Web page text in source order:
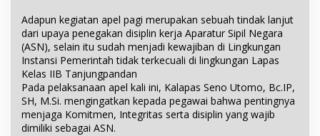
Adapun kegiatan apel pagi merupakan sebuah tindak lanjut
dari upaya penegakan disiplin kerja Aparatur Sipil Negara
(ASN), selain itu sudah menjadi kewajiban di Lingkungan
Instansi Pemerintah tidak terkecuali di lingkungan Lapas
Kelas IIB Tanjungpandan
Pada pelaksanaan apel kali ini, Kalapas Seno Utomo, Bc.IP,
SH, M.Si. mengingatkan kepada pegawai bahwa pentingnya
menjaga Komitmen, Integritas serta disiplin yang wajib
dimiliki sebagai ASN.